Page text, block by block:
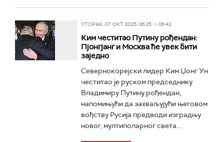
УТОРАК, 07. ОКТ 2025, 06:35 -> 06:42
Ким честитао Путину рођендан:
Пјонгјанг и Москва ће увек бити
заједно
Севернокорејски лидер Ким Џонг Ун
честитао је руском председнику
Владимиру Путину рођендан,
напомињући да захваљујући његовом
вођству Русија предводи изградњу
новог, мултиполарног света...